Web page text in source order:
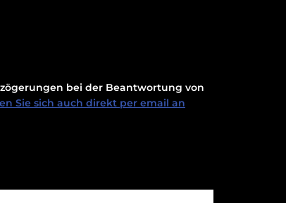
bei der Beantwortung von
Sie sich auch direkt per email an